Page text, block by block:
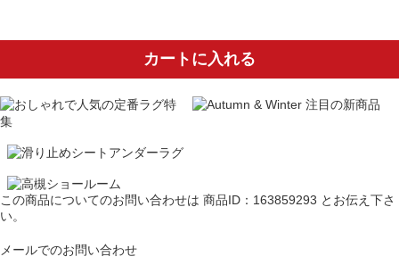
カートに入れる
この商品についてのお問い合わせは 商品ID：163859293 とお伝え下さ
い。
メールでのお問い合わせ